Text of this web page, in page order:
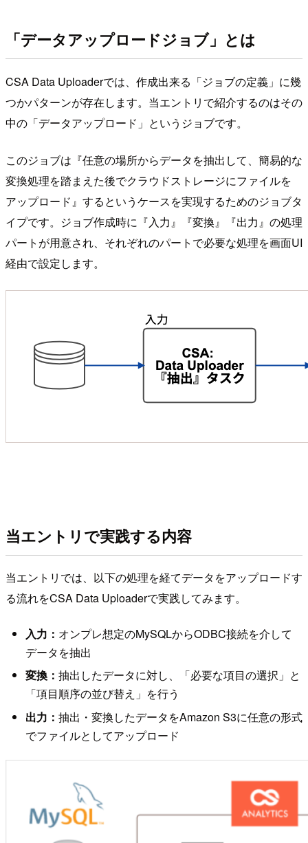
「データアップロードジョブ」とは
CSA Data Uploaderでは、作成出来る「ジョブの定義」に幾
つかパターンが存在します。当エントリで紹介するのはその
中の「データアップロード」というジョブです。
このジョブは『任意の場所からデータを抽出して、簡易的な
変換処理を踏まえた後でクラウドストレージにファイルを
アップロード』するというケースを実現するためのジョブタ
イプです。ジョブ作成時に『入力』『変換』『出力』の処理
パートが用意され、それぞれのパートで必要な処理を画面UI
経由で設定します。
当エントリで実践する内容
当エントリでは、以下の処理を経てデータをアップロードす
る流れをCSA Data Uploaderで実践してみます。
入力： オンプレ想定のMySQLからODBC接続を介して
データを抽出
変換： 抽出したデータに対し、「必要な項目の選択」と
「項目順序の並び替え」を行う
出力： 抽出・変換したデータをAmazon S3に任意の形式
でファイルとしてアップロード